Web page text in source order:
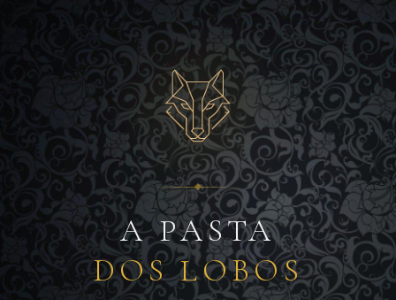
A PASTA
DOS LOBOS